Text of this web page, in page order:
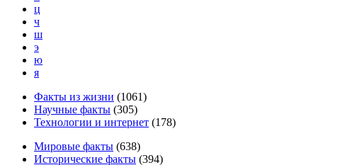
ц
ч
ш
э
ю
я
Факты из жизни (1061)
Научные факты (305)
Технологии и интернет (178)
Мировые факты (638)
Исторические факты (394)